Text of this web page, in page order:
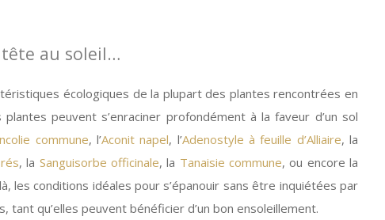
tête au soleil…
écologiques de la plupart des plantes rencontrées en
peuvent s’enraciner profondément à la faveur d’un sol
commune, l’Aconit napel, l’Adenostyle à feuille d’Alliaire, la
, la Sanguisorbe officinale, la Tanaisie commune, ou encore la
les conditions idéales pour s’épanouir sans être inquiétées par
qu’elles peuvent bénéficier d’un bon ensoleillement.